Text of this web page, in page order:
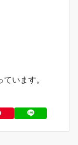
います。